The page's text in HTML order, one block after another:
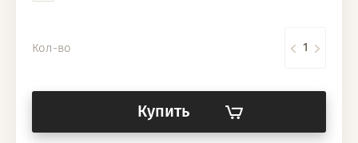
Кол-во
Купить